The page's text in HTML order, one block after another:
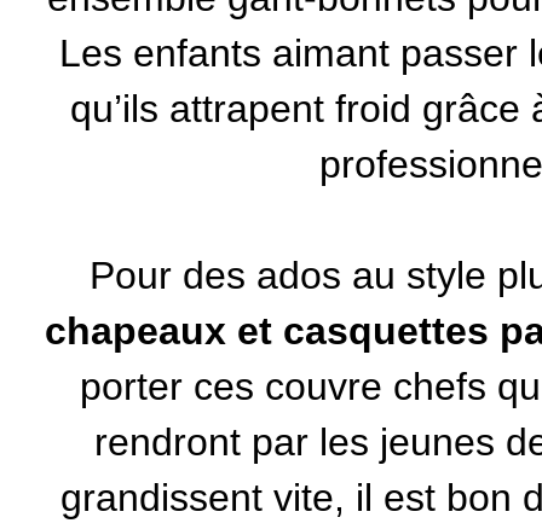
Les enfants aimant passer
qu’ils attrapent froid
Pour des ados au style
chapeaux et casquettes
porter ces couvre chefs
rendront par les jeunes
grandissent vite, il est bon